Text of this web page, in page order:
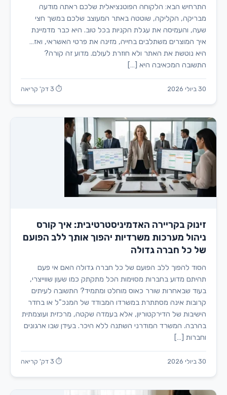
התרחיש הבא: הלקוחה הפוטנציאלית שלכם ראתה מודעה
מבריקה, הקליקה, שוטטה באתר המעוצב שלכם במשך חצי
שעה, והעמיסה את עגלת הקניות בכל טוב. היא כבר מדמיינת
איך המוצרים משתלבים בחייה, מזינה את פרטי האשראי, ואז…
היא נוטשת את האתר ולא חוזרת לעולם. מדוע זה קורה?
התשובה המכאיבה היא […]
30 ביולי 2026 ⏱ 3 דק' קריאה
זינוק בקריירה האדמיניסטרטיבית: איך קורס
ניהול מערכות משרדיות יהפוך אותך ללב הפועם
של כל חברה גדולה
הסוד להפוך ללב הפועם של כל חברה גדולה האם אי פעם
תהיתם מדוע בחברות מסוימות הכל מתקתק כמו שעון שווייצרי,
בעוד שבאחרות שורר כאוס מוחלט ומתמיד? התשובה לעיתים
קרובות אינה מסתתרת במשרדו המבודד של המנכ"ל או בחדר
הישיבות של הדירקטוריון, אלא בעמדה שקטה, מרכזית ועוצמתית
בהרבה. המשרד המודרני השתנה ללא היכר. בעידן שבו ארגונים
וחברות […]
30 ביולי 2026 ⏱ 3 דק' קריאה